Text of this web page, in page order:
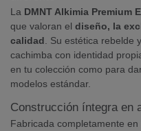
La DMNT Alkimia Premium
que valoran el diseño, la
calidad . Su estética
cachimba con identidad
en tu colección como para
modelos estándar.
Construcción íntegra en
Fabricada completamente en